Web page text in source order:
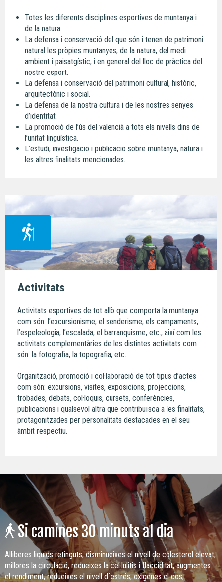
Totes les diferents disciplines esportives de muntanya i
de la natura.
La defensa i conservació del que són i tenen de patrimoni
natural les pròpies muntanyes, de la natura, del medi
ambient i paisatgístic, i en general del lloc de pràctica del
nostre esport.
La defensa i conservació del patrimoni cultural, històric,
arquitectònic i social.
La defensa de la nostra cultura i de les nostres senyes
d’identitat.
La promoció de l’ús del valencià a tots els nivells dins de
l’unitat lingüística.
L’estudi, investigació i publicació sobre muntanya, natura i
les altres finalitats mencionades.
Activitats
Activitats esportives de tot allò que comporta la muntanya
com són: l’excursionisme, el senderisme, els campaments,
l’espeleologia, l’escalada, el barranquisme, etc., així com les
activitats complementàries de les distintes activitats com
són: la fotografia, la topografia, etc.
Organització, promoció i col·laboració de tot tipus d’actes
com són: excursions, visites, exposicions, projeccions,
trobades, debats, col·loquis, cursets, conferències,
publicacions i qualsevol altra que contribuïsca a les finalitats,
protagonitzades per personalitats destacades en el seu
àmbit respectiu.
Si camines 30 minuts al dia
Alliberes liquids retinguts, disminueixes el nivell de colesterol elevat,
millores la circulació, redueixes la cel·lulitis i flacciditat, augmentes
el rendiment, redueixes el nivell d´estrés, oxigenes el cos,